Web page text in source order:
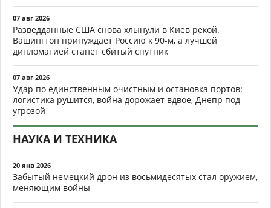
07 авг 2026
Разведданные США снова хлынули в Киев рекой.
Вашингтон принуждает Россию к 90-м, а лучшей
дипломатией станет сбитый спутник
07 авг 2026
Удар по единственным очистным и остановка портов:
логистика рушится, война дорожает вдвое, Днепр под
угрозой
НАУКА И ТЕХНИКА
20 янв 2026
Забытый немецкий дрон из восьмидесятых стал оружием,
меняющим войны